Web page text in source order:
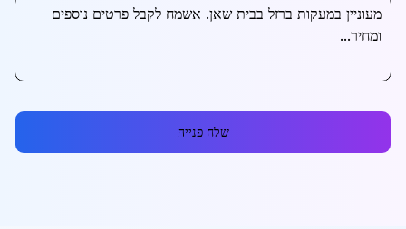
שלח פנייה